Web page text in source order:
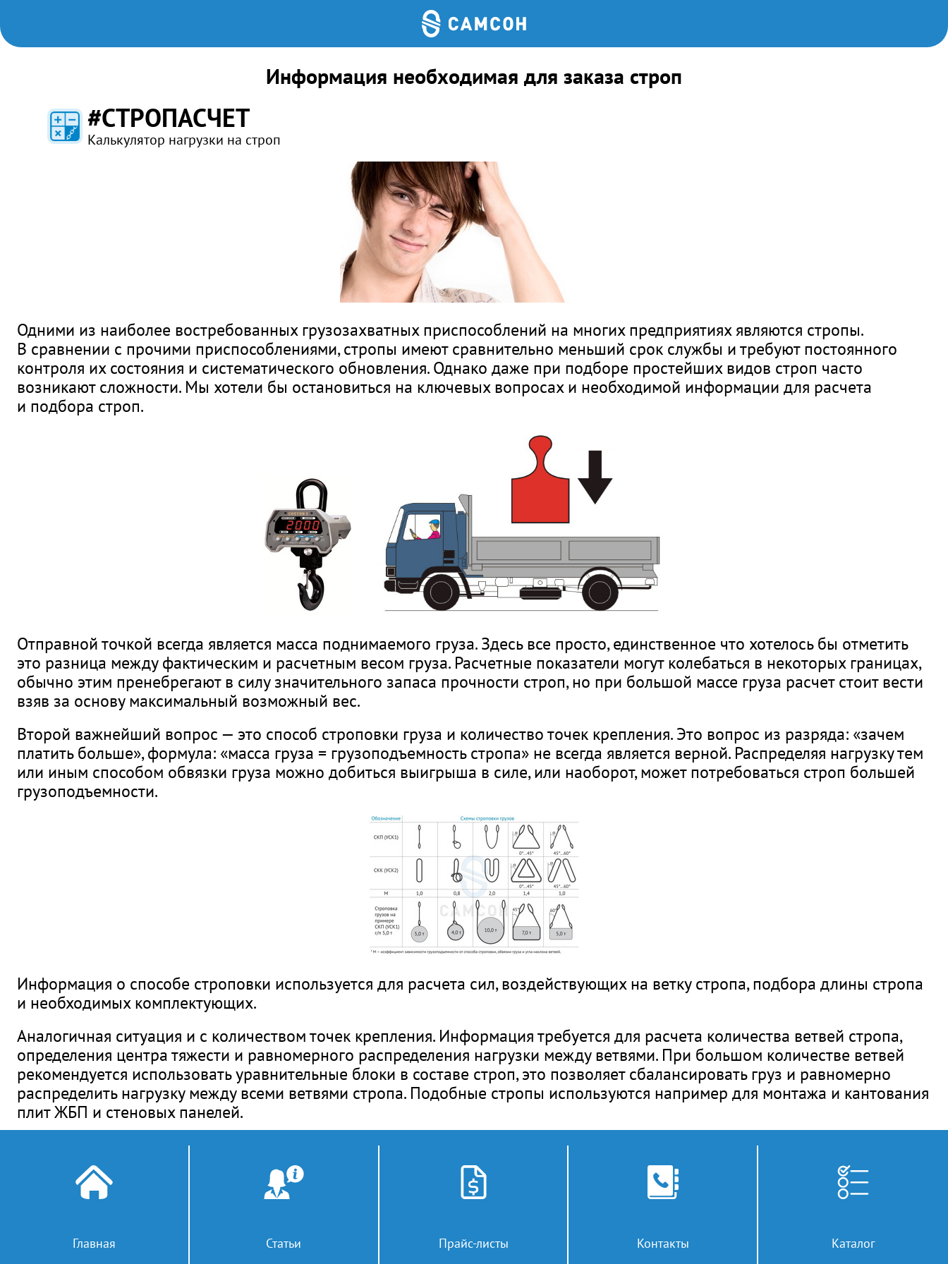
Информация необходимая для заказа строп
#СТРОПАСЧЕТ
Калькулятор нагрузки на строп
Одними из наиболее востребованных грузозахватных приспособлений на многих предприятиях являются стропы.
В сравнении с прочими приспособлениями, стропы имеют сравнительно меньший срок службы и требуют постоянного
контроля их состояния и систематического обновления. Однако даже при подборе простейших видов строп часто
возникают сложности. Мы хотели бы остановиться на ключевых вопросах и необходимой информации для расчета
и подбора строп.
Отправной точкой всегда является масса поднимаемого груза. Здесь все просто, единственное что хотелось бы отметить
это разница между фактическим и расчетным весом груза. Расчетные показатели могут колебаться в некоторых границах,
обычно этим пренебрегают в силу значительного запаса прочности строп, но при большой массе груза расчет стоит вести
взяв за основу максимальный возможный вес.
Второй важнейший вопрос — это способ строповки груза и количество точек крепления. Это вопрос из разряда: «зачем
платить больше», формула: «масса груза = грузоподъемность стропа» не всегда является верной. Распределяя нагрузку тем
или иным способом обвязки груза можно добиться выигрыша в силе, или наоборот, может потребоваться строп большей
грузоподъемности.
Информация о способе строповки используется для расчета сил, воздействующих на ветку стропа, подбора длины стропа
и необходимых комплектующих.
Аналогичная ситуация и с количеством точек крепления. Информация требуется для расчета количества ветвей стропа,
определения центра тяжести и равномерного распределения нагрузки между ветвями. При большом количестве ветвей
рекомендуется использовать уравнительные блоки в составе строп, это позволяет сбалансировать груз и равномерно
распределить нагрузку между всеми ветвями стропа. Подобные стропы используются например для монтажа и кантования
плит ЖБП и стеновых панелей.
И третий вопрос — это тип используемого материала для изготовления строп. Как вы знаете, существуют 4 основных вида
строп — канатные, цепные, текстильные ленточные и круглопрядные. Стоит помнить, что существует ряд производств,
на которых допускается использовать только определенные виды строп. Так например в горячих цехах чаще всего
используются цепные стропы 3 класса прочности, на строительных площадках — канатные и т.д. Каждый из видом имеет
Главная Статьи Прайс-листы Контакты Каталог